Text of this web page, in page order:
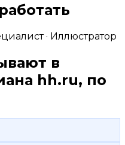
· Иллюстратор
в
hh.ru, по